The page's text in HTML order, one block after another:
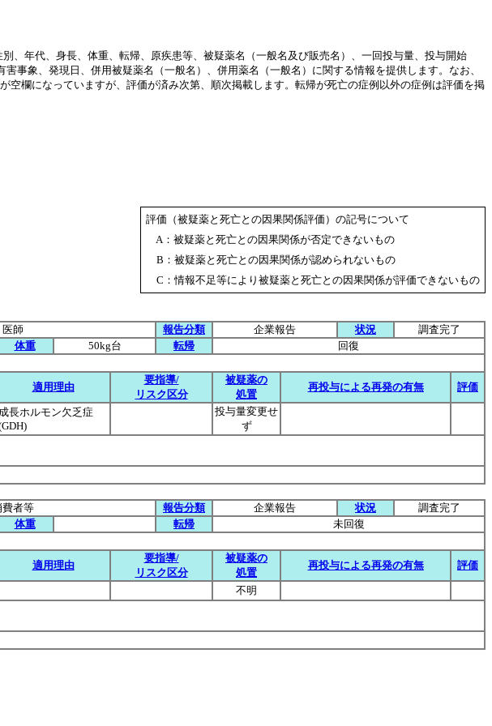
、年代、身長、体重、転帰、原疾患等、被疑薬名（一般名及び販売名）、一回投与量、投与開始
事象、発現日、併用被疑薬名（一般名）、併用薬名（一般名）に関する情報を提供します。なお、
欄になっていますが、評価が済み次第、順次掲載します。転帰が死亡の症例以外の症例は評価を掲
評価（被疑薬と死亡との因果関係評価）の記号について
A：被疑薬と死亡との因果関係が否定できないもの
B：被疑薬と死亡との因果関係が認められないもの
C：情報不足等により被疑薬と死亡との因果関係が評価できないもの
医師 報告分類 企業報告 状況
調査完了
体重 50kg台 転帰
回復
適用理由
要指導/
リスク区分
被疑薬の
処置
再投与による再発の有無 評価
成長ホルモン欠乏症
投与量変更せ
ず
費者等 報告分類 企業報告 状況
調査完了
体重 転帰
未回復
適用理由
要指導/
リスク区分
被疑薬の
処置
再投与による再発の有無 評価
不明